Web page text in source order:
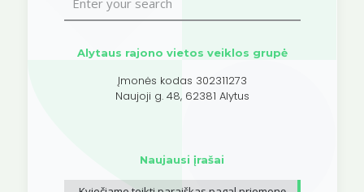
Alytaus rajono vietos veiklos grupė
Įmonės kodas 302311273
Naujoji g. 48, 62381 Alytus
Naujausi įrašai